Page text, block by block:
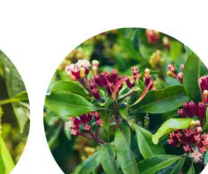
Toevoegen
aan
favorieten